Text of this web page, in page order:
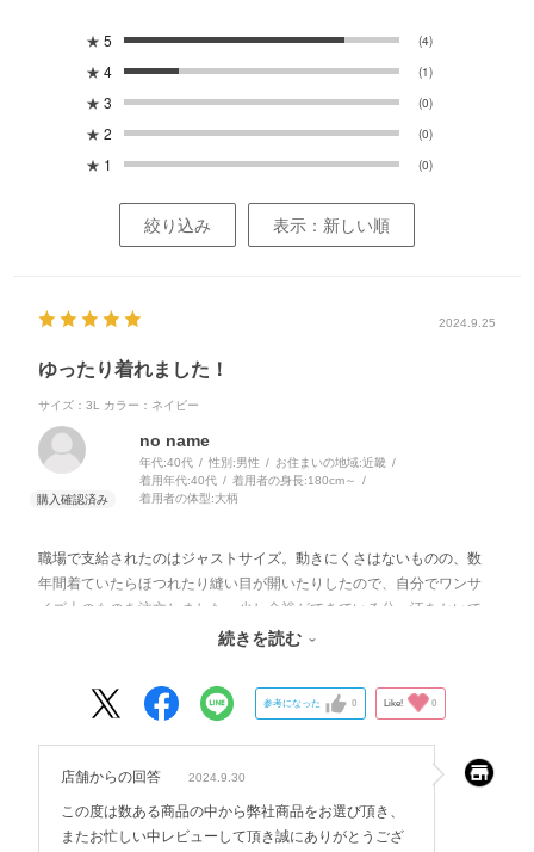
★ 5 (4)
★ 4 (1)
★ 3 (0)
★ 2 (0)
★ 1 (0)
絞り込み 表示：新しい順
2024.9.25
ゆったり着れました！
サイズ：3L カラー：ネイビー
no name
年代:40代 性別:男性 お住まいの地域:近畿
着用年代:40代 着用者の身長:180cm～
着用者の体型:大柄
職場で支給されたのはジャストサイズ。動きにくさはないものの、数
年間着ていたらほつれたり縫い目が開いたりしたので、自分でワンサ
イズ上のものを注文しました。少し余裕ができている分、汗をかいて
も張り付かず、元々生地はしっかりしてるし、動きにくさはないの
続きを読む
参考になった 0 Like! 0
店舗からの回答 2024.9.30
この度は数ある商品の中から弊社商品をお選び頂き、
またお忙しい中レビューして頂き誠にありがとうござ